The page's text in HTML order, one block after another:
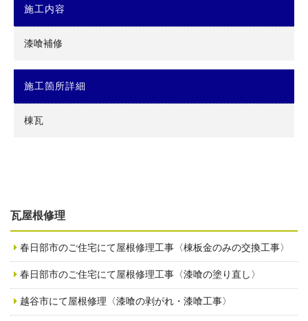
施工内容
漆喰補修
施工箇所詳細
棟瓦
瓦屋根修理
春日部市のご住宅にて屋根修理工事〈棟板金のみの交換工事〉
春日部市のご住宅にて屋根修理工事〈漆喰の塗り直し〉
越谷市にて屋根修理〈漆喰の剥がれ・漆喰工事〉